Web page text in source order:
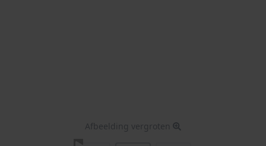
Afbeelding vergroten